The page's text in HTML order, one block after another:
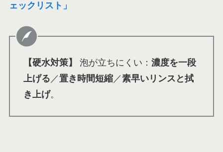
ェックリスト」
【硬水対策】 泡が立ちにくい： 濃度を一段
上げる ／置き時間短縮／素早いリンスと拭
き上げ。